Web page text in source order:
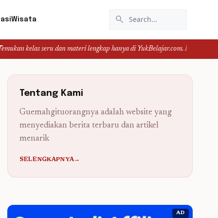
Wisata search
dan materi lengkap hanya di YukBelajar.com. Mulai langkah
Tentang Kami
Guemahgituorangnya adalah website yang
menyediakan berita terbaru dan artikel
menarik
SELENGKAPNYA→
AD